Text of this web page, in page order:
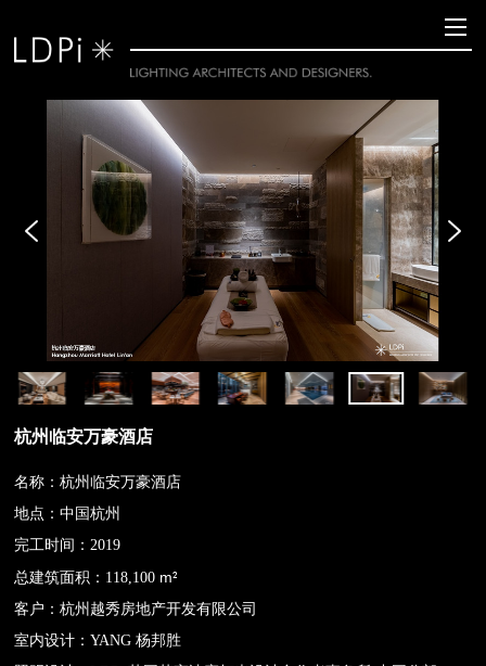
杭州临安万豪酒店
名称：杭州临安万豪酒店
地点：中国杭州
完工时间：2019
总建筑面积：118,100 m2
客户：杭州越秀房地产开发有限公司
室内设计：YANG 杨邦胜